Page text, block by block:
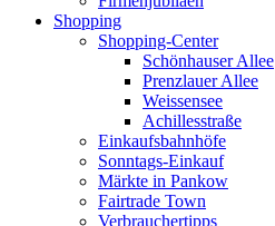
Shopping
Shopping-Center
Schönhauser Allee
Prenzlauer Allee
Weissensee
Achillesstraße
Einkaufsbahnhöfe
Sonntags-Einkauf
Märkte in Pankow
Fairtrade Town
Verbrauchertipps